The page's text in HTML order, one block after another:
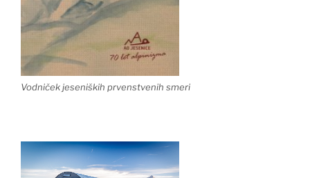
Vodniček jeseniških prvenstvenih smeri